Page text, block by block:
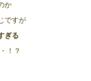
か
ですが
ぎる
！？